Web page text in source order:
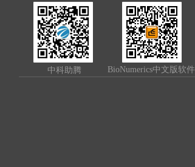
中科助腾 BioNumerics中文版软件